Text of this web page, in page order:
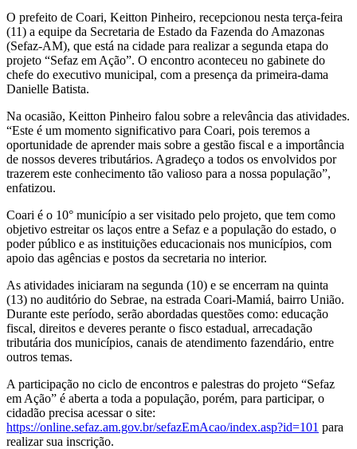
O prefeito de Coari, Keitton Pinheiro, recepcionou nesta terça-feira
(11) a equipe da Secretaria de Estado da Fazenda do Amazonas
(Sefaz-AM), que está na cidade para realizar a segunda etapa do
projeto “Sefaz em Ação”. O encontro aconteceu no gabinete do
chefe do executivo municipal, com a presença da primeira-dama
Danielle Batista.
Na ocasião, Keitton Pinheiro falou sobre a relevância das atividades.
“Este é um momento significativo para Coari, pois teremos a
oportunidade de aprender mais sobre a gestão fiscal e a importância
de nossos deveres tributários. Agradeço a todos os envolvidos por
trazerem este conhecimento tão valioso para a nossa população”,
enfatizou.
Coari é o 10° município a ser visitado pelo projeto, que tem como
objetivo estreitar os laços entre a Sefaz e a população do estado, o
poder público e as instituições educacionais nos municípios, com
apoio das agências e postos da secretaria no interior.
As atividades iniciaram na segunda (10) e se encerram na quinta
(13) no auditório do Sebrae, na estrada Coari-Mamiá, bairro União.
Durante este período, serão abordadas questões como: educação
fiscal, direitos e deveres perante o fisco estadual, arrecadação
tributária dos municípios, canais de atendimento fazendário, entre
outros temas.
A participação no ciclo de encontros e palestras do projeto “Sefaz
em Ação” é aberta a toda a população, porém, para participar, o
cidadão precisa acessar o site:
https://online.sefaz.am.gov.br/sefazEmAcao/index.asp?id=101 para
realizar sua inscrição.